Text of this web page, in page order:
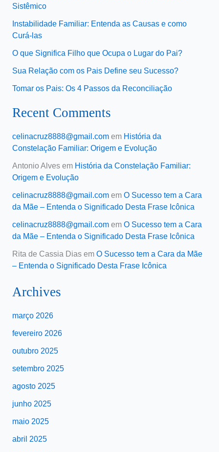
Sistêmico
Instabilidade Familiar: Entenda as Causas e como
Curá-las
O que Significa Filho que Ocupa o Lugar do Pai?
Sua Relação com os Pais Define seu Sucesso?
Tomar os Pais: Os 4 Passos da Reconciliação
Recent Comments
celinacruz8888@gmail.comem História da
Constelação Familiar: Origem e Evolução
Antonio Alvesem História da Constelação Familiar:
Origem e Evolução
celinacruz8888@gmail.comem O Sucesso tem a Cara
da Mãe – Entenda o Significado Desta Frase Icônica
celinacruz8888@gmail.comem O Sucesso tem a Cara
da Mãe – Entenda o Significado Desta Frase Icônica
Rita de Cassia Diasem O Sucesso tem a Cara da Mãe
– Entenda o Significado Desta Frase Icônica
Archives
março 2026
fevereiro 2026
outubro 2025
setembro 2025
agosto 2025
junho 2025
maio 2025
abril 2025